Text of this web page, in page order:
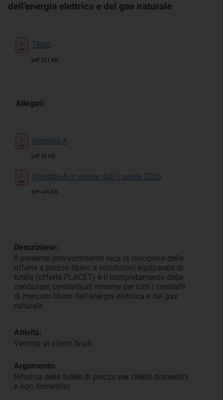
dell’energia elettrica e del gas naturale
Testo
pdf 321 KB
Allegati:
Allegato A
pdf 92 KB
Allegato A in vigore dall'1 aprile 2026
pdf 445 KB
Descrizione:
Il presente provvedimento reca la disciplina delle
offerte a prezzo libero a condizioni equiparate di
tutela (offerte PLACET) e il completamento delle
condizioni contrattuali minime per tutti i contratti
di mercato libero dell'energia elettrica e del gas
naturale.
Attività:
Vendita ai clienti finali
Argomento:
Riforma delle tutele di prezzo per clienti domestici
e non domestici